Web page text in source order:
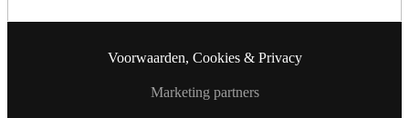
Voorwaarden, Cookies & Privacy
Marketing partners